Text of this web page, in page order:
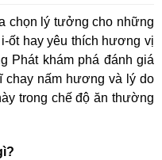
chọn lý tưởng cho những
ốt hay yêu thích hương vị
Phát khám phá đánh giá
chay nấm hương và lý do
trong chế độ ăn thường